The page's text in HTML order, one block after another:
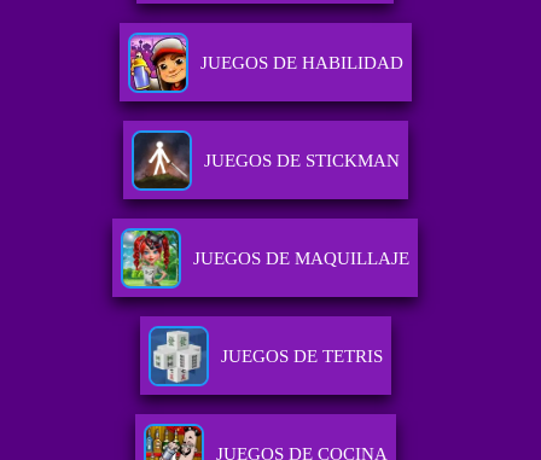
JUEGOS DE HABILIDAD
JUEGOS DE STICKMAN
JUEGOS DE MAQUILLAJE
JUEGOS DE TETRIS
JUEGOS DE COCINA